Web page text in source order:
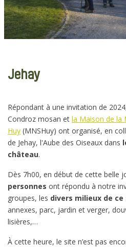
Jehay
Répondant à une invitation de
Condroz mosan et la Maison de la
Huy (MNSHuy) ont organisé, en
de Jehay, l'Aube des Oiseaux dans
château.
Dès 7h00, en début de cette belle
personnes ont répondu à notre
groupes, les divers milieux de ce
annexes, parc, jardin et verger,
lisières,…
À cette heure, le site n’est pas